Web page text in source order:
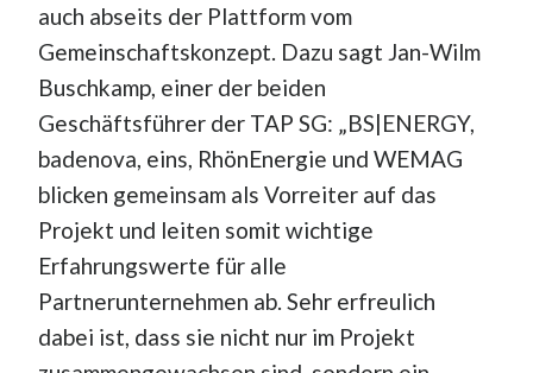
auch abseits der Plattform vom
Gemeinschaftskonzept. Dazu sagt Jan-Wilm
Buschkamp, einer der beiden
Geschäftsführer der TAP SG: „BS|ENERGY,
badenova, eins, RhönEnergie und WEMAG
blicken gemeinsam als Vorreiter auf das
Projekt und leiten somit wichtige
Erfahrungswerte für alle
Partnerunternehmen ab. Sehr erfreulich
dabei ist, dass sie nicht nur im Projekt